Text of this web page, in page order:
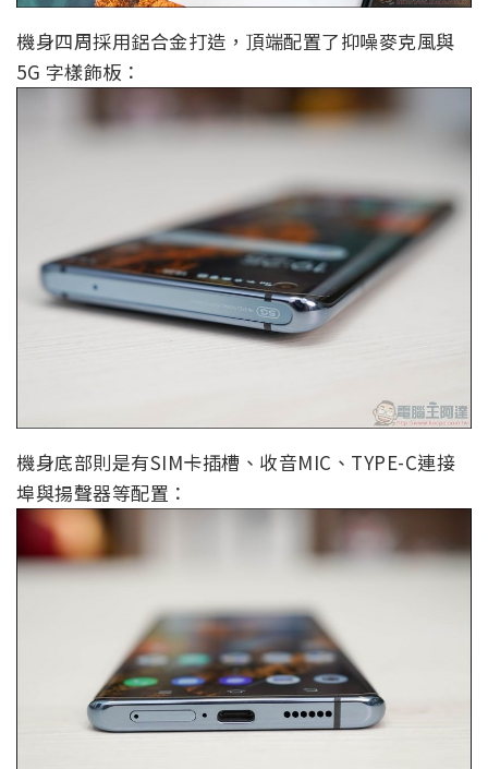
機身四周採用鋁合金打造，頂端配置了抑噪麥克風與
5G 字樣飾板：
機身底部則是有SIM卡插槽、收音MIC、TYPE-C連接
埠與揚聲器等配置：